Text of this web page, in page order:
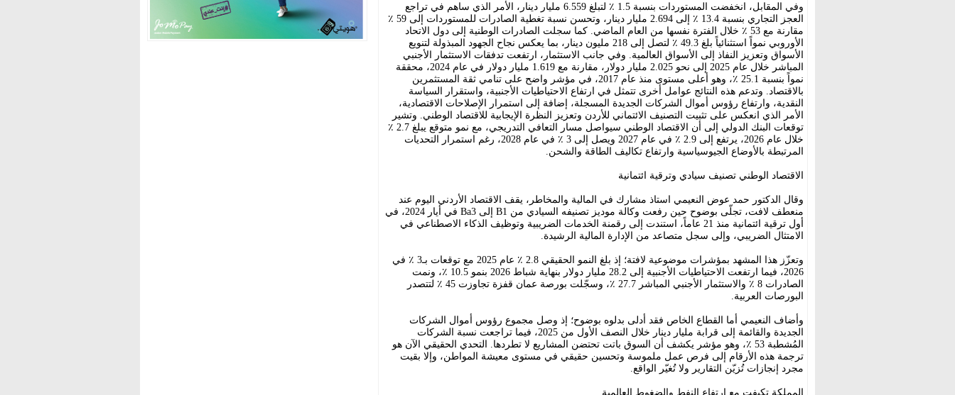
وفي المقابل، انخفضت المستوردات بنسبة 1.5 ٪ لتبلغ 6.559 مليار دينار، الأمر الذي ساهم في تراجع
العجز التجاري بنسبة 13.4 ٪ إلى 2.694 مليار دينار، وتحسن نسبة تغطية الصادرات للمستوردات إلى 59 ٪
مقارنة مع 53 ٪ خلال الفترة نفسها من العام الماضي. كما سجلت الصادرات الوطنية إلى دول الاتحاد
الأوروبي نمواً استثنائياً بلغ 49.3 ٪ لتصل إلى 218 مليون دينار، بما يعكس نجاح الجهود المبذولة لتنويع
الأسواق وتعزيز النفاذ إلى الأسواق العالمية. وفي جانب الاستثمار، ارتفعت تدفقات الاستثمار الأجنبي
المباشر خلال عام 2025 إلى نحو 2.025 مليار دولار، مقارنة مع 1.619 مليار دولار في عام 2024، محققة
نمواً بنسبة 25.1 ٪، وهو أعلى مستوى منذ عام 2017، في مؤشر واضح على تنامي ثقة المستثمرين
بالاقتصاد. وتدعم هذه النتائج عوامل أخرى تتمثل في ارتفاع الاحتياطيات الأجنبية، واستقرار السياسة
النقدية، وارتفاع رؤوس أموال الشركات الجديدة المسجلة، إضافة إلى استمرار الإصلاحات الاقتصادية،
الأمر الذي انعكس على تثبيت التصنيف الائتماني للأردن وتعزيز النظرة الإيجابية للاقتصاد الوطني. وتشير
توقعات البنك الدولي إلى أن الاقتصاد الوطني سيواصل مسار التعافي التدريجي، مع نمو متوقع يبلغ 2.7 ٪
خلال عام 2026، يرتفع إلى 2.9 ٪ في عام 2027 ويصل إلى 3 ٪ في عام 2028، رغم استمرار التحديات
المرتبطة بالأوضاع الجيوسياسية وارتفاع تكاليف الطاقة والشحن.
الاقتصاد الوطني تصنيف سيادي وترقية ائتمانية
وقال الدكتور حمد عوض النعيمي استاذ مشارك في المالية والمخاطر، يقف الاقتصاد الأردني اليوم عند
منعطف لافت، تجلّى بوضوح حين رفعت وكالة موديز تصنيفه السيادي من B1 إلى Ba3 في أيار 2024، في
أول ترقية ائتمانية منذ 21 عاماً، استندت إلى رقمنة الخدمات الضريبية وتوظيف الذكاء الاصطناعي في
الامتثال الضريبي، وإلى سجل متصاعد من الإدارة المالية الرشيدة.
وتعزّز هذا المشهد بمؤشرات موضوعية لافتة؛ إذ بلغ النمو الحقيقي 2.8 ٪ عام 2025 مع توقعات بـ3 ٪ في
2026، فيما ارتفعت الاحتياطيات الأجنبية إلى 28.2 مليار دولار بنهاية شباط 2026 بنمو 10.5 ٪، ونمت
الصادرات 8 ٪ والاستثمار الأجنبي المباشر 27.7 ٪، وسجّلت بورصة عمان قفزة تجاوزت 45 ٪ لتتصدر
البورصات العربية.
وأضاف النعيمي أما القطاع الخاص فقد أدلى بدلوه بوضوح؛ إذ وصل مجموع رؤوس أموال الشركات
الجديدة والقائمة إلى قرابة مليار دينار خلال النصف الأول من 2025، فيما تراجعت نسبة الشركات
المُشطبة 53 ٪، وهو مؤشر يكشف أن السوق باتت تحتضن المشاريع لا تطردها. التحدي الحقيقي الآن هو
ترجمة هذه الأرقام إلى فرص عمل ملموسة وتحسين حقيقي في مستوى معيشة المواطن، وإلا بقيت
مجرد إنجازات تُزيّن التقارير ولا تُغيّر الواقع.
المملكة تكيفت مع ارتفاع النفط والضغوط العالمية